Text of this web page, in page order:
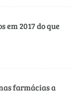
em 2017 do que
farmácias a